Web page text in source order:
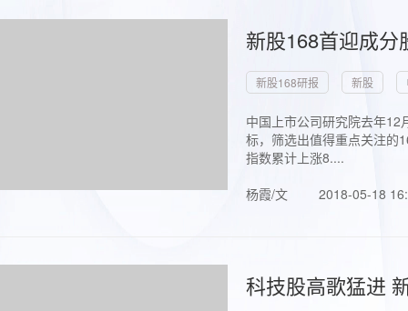
新股168首迎成
新股168研报 新股
中国上市公司研究院去年
标，筛选出值得重点关注的
指数累计上涨8....
杨霞/文
2018-05-18
科技股高歌猛进